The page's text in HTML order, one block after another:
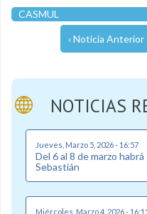
CASMUL
‹ Noticia Anterior
NOTICIAS
Jueves, Marzo 5, 2026 - 16:57
Del 6 al 8 de marzo
Sebastián
Miércoles, Marzo 4, 2026 - 16:11